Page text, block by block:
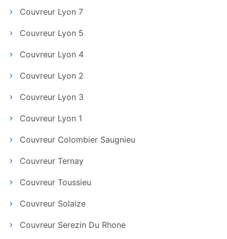
Couvreur Lyon 7
Couvreur Lyon 5
Couvreur Lyon 4
Couvreur Lyon 2
Couvreur Lyon 3
Couvreur Lyon 1
Couvreur Colombier Saugnieu
Couvreur Ternay
Couvreur Toussieu
Couvreur Solaize
Couvreur Serezin Du Rhone